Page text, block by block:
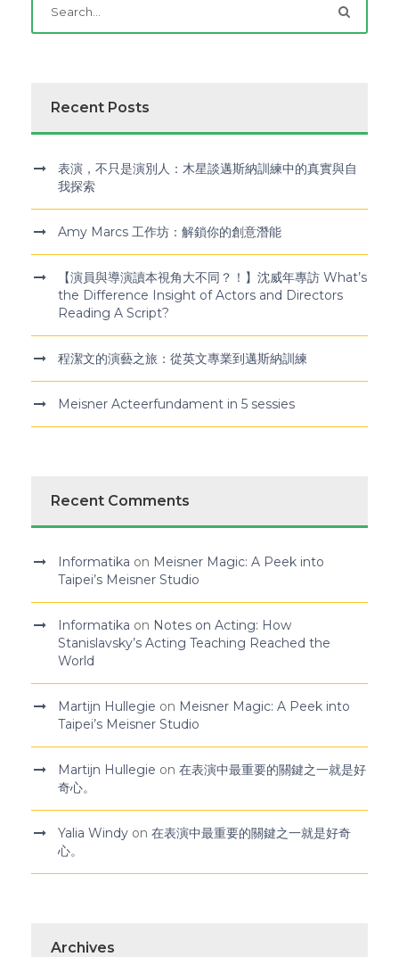
Recent Posts
表演，不只是演別人：木星談邁斯納訓練中的真實與自
我探索
Amy Marcs 工作坊：解鎖你的創意潛能
【演員與導演讀本視角大不同？！】沈威年專訪 What’s
the Difference Insight of Actors and Directors
Reading A Script?
程潔文的演藝之旅：從英文專業到邁斯納訓練
Meisner Acteerfundament in 5 sessies
Recent Comments
Informatika on Meisner Magic: A Peek into
Taipei’s Meisner Studio
Informatika on Notes on Acting: How
Stanislavsky’s Acting Teaching Reached the
World
Martijn Hullegie on Meisner Magic: A Peek into
Taipei’s Meisner Studio
Martijn Hullegie on 在表演中最重要的關鍵之一就是好
奇心。
Yalia Windy on 在表演中最重要的關鍵之一就是好奇
心。
Archives